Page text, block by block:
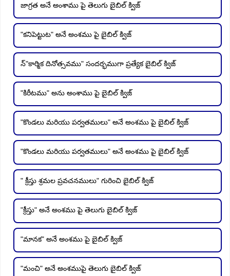
జాగ్రత అనే అంశాము పై తెలుగు బైబిల్ క్విజ్
"కనిపెట్టుట" అనే అంశము పై బైబిల్ క్విజ్
న్"కార్మిక దినోత్సవము" సందర్భముగా ప్రత్యేక బైబిల్ క్విజ్
"కిరీటము" అను అంశాము పై బైబిల్ క్విజ్
"కొండలు మరియు పర్వతములు" అనే అంశము పై బైబిల్ క్విజ్
"కొండలు మరియు పర్వతములు" అనే అంశము పై బైబిల్ క్విజ్
" క్రీస్తు శ్రమల ప్రవచనములు" గురించి బైబిల్ క్విజ్
"క్రీస్తు" అనే అంశము పై తెలుగు బైబిల్ క్విజ్
"మానక" అనే అంశము పై బైబిల్ క్విజ్
"మంచి" అనే అంశముపై తెలుగు బైబిల్ క్విజ్